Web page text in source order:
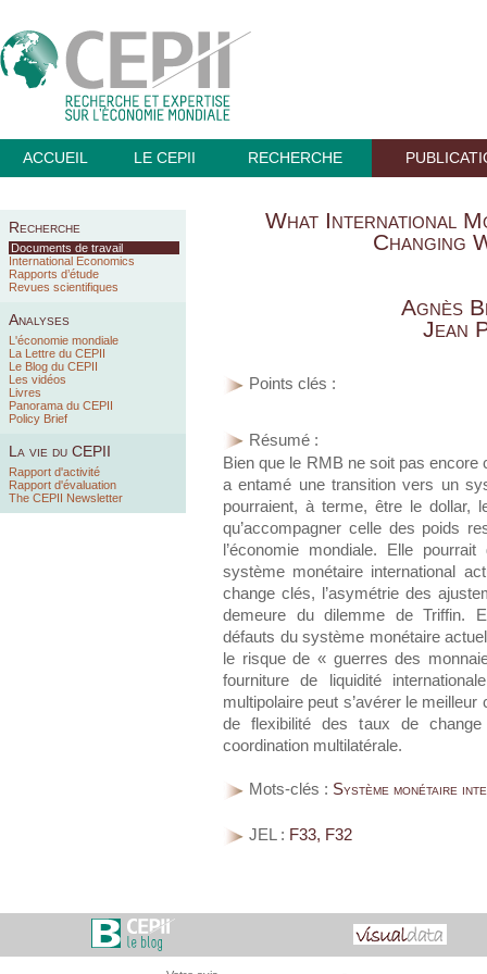
ACCUEIL LE CEPII RECHERCHE
Recherche
Documents de travail
International Economics
Rapports d’étude
Revues scientifiques
Analyses
L'économie mondiale
La Lettre du CEPII
Le Blog du CEPII
Les vidéos
Livres
Panorama du CEPII
Policy Brief
La vie du CEPII
Rapport d'activité
Rapport d'évaluation
The CEPII Newsletter
What International
Changing
Agnès
Jean
Points clés :
Résumé :
Bien que le RMB ne soit pas encore
a entamé une transition vers un
pourraient, à terme, être le dollar,
qu’accompagner celle des poids
l’économie mondiale. Elle
système monétaire international
change clés, l’asymétrie des
demeure du dilemme de Triffin.
défauts du système monétaire
le risque de « guerres des
fourniture de liquidité
multipolaire peut s’avérer le
de flexibilité des taux de
coordination multilatérale.
Mots-clés : Système monétaire
JEL : F33, F32